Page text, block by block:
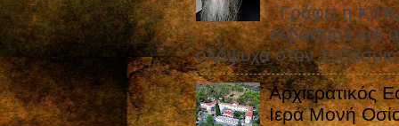
Γράφει η
σεβασμού και
ολόψυχα στον
Αρχιερατικός
Ιερά Μονή